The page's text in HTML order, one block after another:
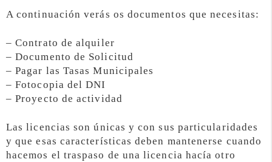
A continuación verás os documentos que necesitas:
– Contrato de alquiler
– Documento de Solicitud
– Pagar las Tasas Municipales
– Fotocopia del DNI
– Proyecto de actividad
Las licencias son únicas y con sus particularidades
y que esas características deben mantenerse cuando
hacemos el traspaso de una licencia hacía otro